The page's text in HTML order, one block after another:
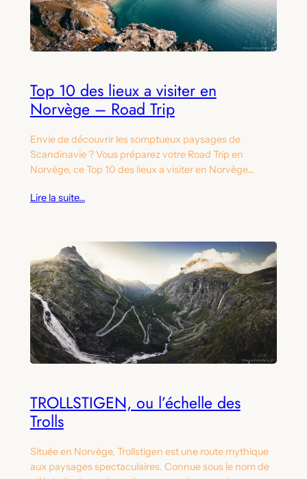
Top 10 des lieux a visiter en
Norvège – Road Trip
Envie de découvrir les somptueux paysages de
Scandinavie ? Vous préparez votre Road Trip en
Norvège, ce Top 10 des lieux a visiter en Norvège…
Lire la suite…
TROLLSTIGEN, ou l’échelle des
Trolls
Située en Norvège, Trollstigen est une route mythique
aux paysages spectaculaires. Connue sous le nom de